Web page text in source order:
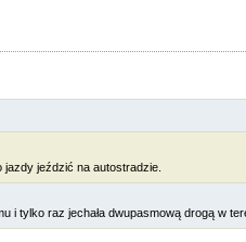
jeździć na autostradzie.
i tylko raz jechała dwupasmową drogą w